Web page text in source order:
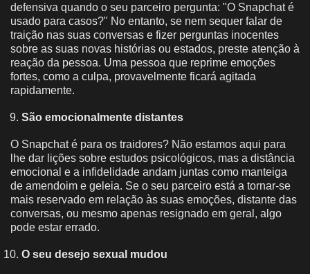
defensiva quando o seu parceiro pergunta: "O Snapchat é
usado para casos?" No entanto, se nem sequer falar de
traição nas suas conversas e fizer perguntas inocentes
sobre as suas novas histórias ou estados, preste atenção à
reação da pessoa. Uma pessoa que reprime emoções
fortes, como a culpa, provavelmente ficará agitada
rapidamente.
São emocionalmente distantes
O Snapchat é para os traidores? Não estamos aqui para
lhe dar lições sobre estudos psicológicos, mas a distância
emocional e a infidelidade andam juntas como manteiga
de amendoim e geleia. Se o seu parceiro está a tornar-se
mais reservado em relação às suas emoções, distante das
conversas, ou mesmo apenas resignado em geral, algo
pode estar errado.
O seu desejo sexual mudou